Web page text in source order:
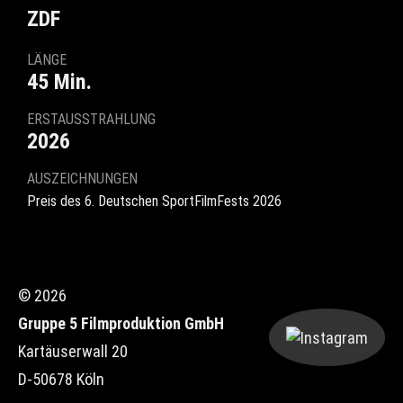
ZDF
LÄNGE
45 Min.
ERSTAUSSTRAHLUNG
2026
AUSZEICHNUNGEN
Preis des 6. Deutschen SportFilmFests 2026
© 2026
Gruppe 5 Filmproduktion GmbH
Kartäuserwall 20
D-50678 Köln